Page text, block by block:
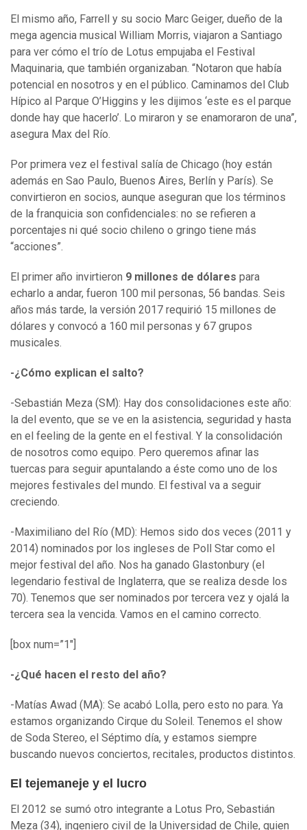
El mismo año, Farrell y su socio Marc Geiger, dueño de la
mega agencia musical William Morris, viajaron a Santiago
para ver cómo el trío de Lotus empujaba el Festival
Maquinaria, que también organizaban. “Notaron que había
potencial en nosotros y en el público. Caminamos del Club
Hípico al Parque O’Higgins y les dijimos ‘este es el parque
donde hay que hacerlo’. Lo miraron y se enamoraron de una”,
asegura Max del Río.
Por primera vez el festival salía de Chicago (hoy están
además en Sao Paulo, Buenos Aires, Berlín y París). Se
convirtieron en socios, aunque aseguran que los términos
de la franquicia son confidenciales: no se refieren a
porcentajes ni qué socio chileno o gringo tiene más
“acciones”.
El primer año invirtieron 9 millones de dólares para
echarlo a andar, fueron 100 mil personas, 56 bandas. Seis
años más tarde, la versión 2017 requirió 15 millones de
dólares y convocó a 160 mil personas y 67 grupos
musicales.
-¿Cómo explican el salto?
-Sebastián Meza (SM): Hay dos consolidaciones este año:
la del evento, que se ve en la asistencia, seguridad y hasta
en el feeling de la gente en el festival. Y la consolidación
de nosotros como equipo. Pero queremos afinar las
tuercas para seguir apuntalando a éste como uno de los
mejores festivales del mundo. El festival va a seguir
creciendo.
-Maximiliano del Río (MD): Hemos sido dos veces (2011 y
2014) nominados por los ingleses de Poll Star como el
mejor festival del año. Nos ha ganado Glastonbury (el
legendario festival de Inglaterra, que se realiza desde los
70). Tenemos que ser nominados por tercera vez y ojalá la
tercera sea la vencida. Vamos en el camino correcto.
[box num=”1″]
-¿Qué hacen el resto del año?
-Matías Awad (MA): Se acabó Lolla, pero esto no para. Ya
estamos organizando Cirque du Soleil. Tenemos el show
de Soda Stereo, el Séptimo día, y estamos siempre
buscando nuevos conciertos, recitales, productos distintos.
El tejemaneje y el lucro
El 2012 se sumó otro integrante a Lotus Pro, Sebastián
Meza (34), ingeniero civil de la Universidad de Chile, quien